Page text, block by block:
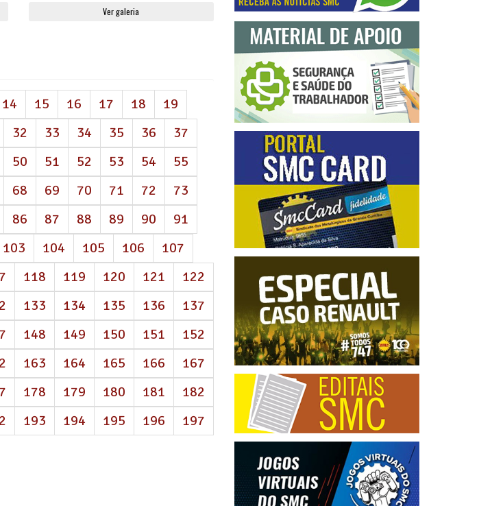
Ver galeria
14 15 16 17 18
19
32 33 34 35 36
37
50 51 52 53 54
55
68 69 70 71 72
73
86 87 88 89 90
91
103 104 105 106
107
118 119 120 121
122
133 134 135 136
137
148 149 150 151
152
163 164 165 166
167
178 179 180 181
182
193 194 195 196
197